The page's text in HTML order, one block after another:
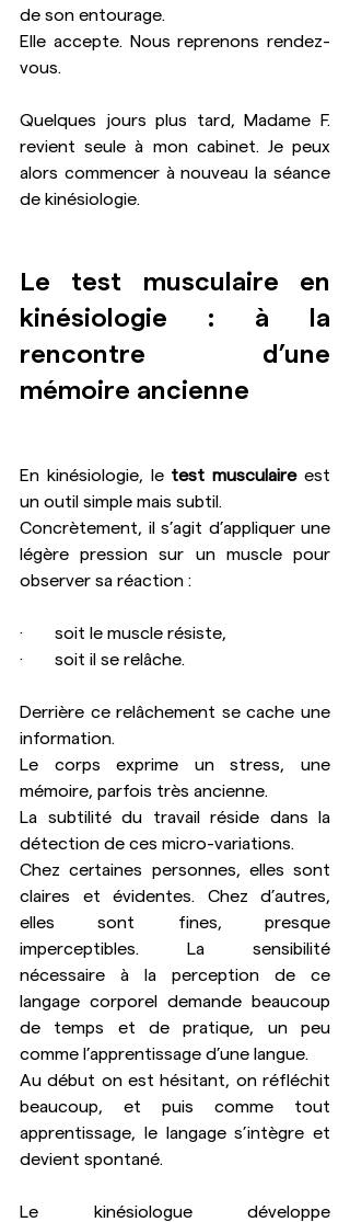
de son entourage.
Elle accepte. Nous reprenons rendez-
vous.
Quelques jours plus tard, Madame F.
revient seule à mon cabinet. Je peux
alors commencer à nouveau la séance
de kinésiologie.
Le test musculaire en
kinésiologie : à la
rencontre d’une
mémoire ancienne
En kinésiologie, le test musculaire est
un outil simple mais subtil.
Concrètement, il s’agit d’appliquer une
légère pression sur un muscle pour
observer sa réaction :
·       soit le muscle résiste,
·       soit il se relâche.
Derrière ce relâchement se cache une
information.
Le corps exprime un stress, une
mémoire, parfois très ancienne.
La subtilité du travail réside dans la
détection de ces micro-variations.
Chez certaines personnes, elles sont
claires et évidentes. Chez d’autres,
elles sont fines, presque
imperceptibles. La sensibilité
nécessaire à la perception de ce
langage corporel demande beaucoup
de temps et de pratique, un peu
comme l’apprentissage d’une langue.
Au début on est hésitant, on réfléchit
beaucoup, et puis comme tout
apprentissage, le langage s’intègre et
devient spontané.
Le kinésiologue développe